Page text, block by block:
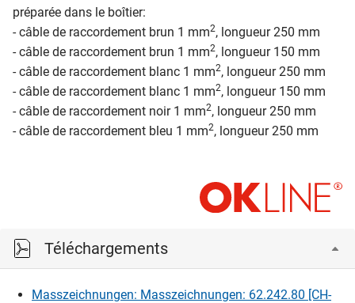
préparée dans le boîtier:
- câble de raccordement brun 1 mm2, longueur 250 mm
- câble de raccordement brun 1 mm2, longueur 150 mm
- câble de raccordement blanc 1 mm2, longueur 250 mm
- câble de raccordement blanc 1 mm2, longueur 150 mm
- câble de raccordement noir 1 mm2, longueur 250 mm
- câble de raccordement bleu 1 mm2, longueur 250 mm
Téléchargements
Masszeichnungen: Masszeichnungen: 62.242.80 [CH-